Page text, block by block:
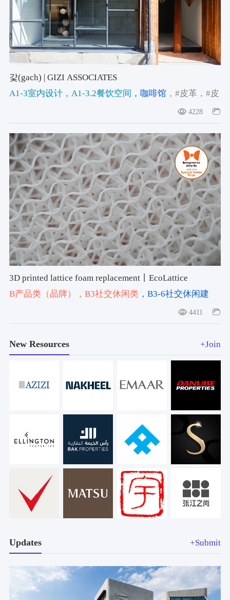
갗(gach) | GIZI ASSOCIATES
A1-3室内设计，A1-3.2餐饮空间 ，咖啡馆，#皮革，#皮
4228
3D printed lattice foam replacement丨EcoLattice
B产品类（品牌）
，B3社交休闲类，B3-6社交休闲建
4411
New Resources +Join
Updates +Submit